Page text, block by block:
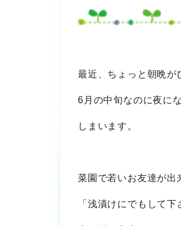
最近、ちょっと朝晩が
6月の中旬なのに夜に
しまいます。
菜園で若いお友達が出
「浅漬けにでもして